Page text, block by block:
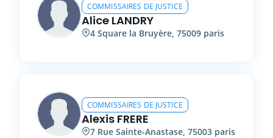
COMMISSAIRES DE JUSTICE
Alice LANDRY
4 Square la Bruyère, 75009 paris
COMMISSAIRES DE JUSTICE
Alexis FRERE
7 Rue Sainte-Anastase, 75003 paris